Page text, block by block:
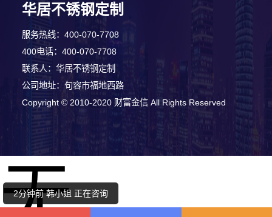
华居不锈钢定制
服务热线：400-070-7708
400电话：400-070-7708
联系人：华居不锈钢定制
公司地址：句容市福地西路
Copyright © 2010-2020 财富金信 All Rights Reserved
2分钟前 韩小姐 正在咨询
无